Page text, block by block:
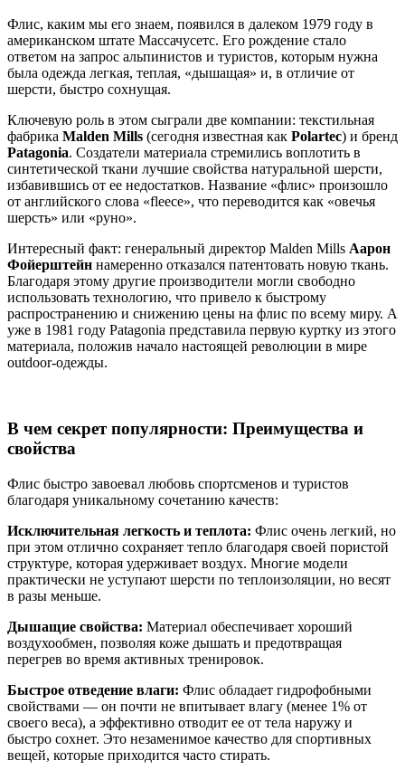
Флис, каким мы его знаем, появился в далеком 1979 году в
американском штате Массачусетс. Его рождение стало
ответом на запрос альпинистов и туристов, которым нужна
была одежда легкая, теплая, «дышащая» и, в отличие от
шерсти, быстро сохнущая.
Ключевую роль в этом сыграли две компании: текстильная
фабрика Malden Mills (сегодня известная как Polartec) и бренд
Patagonia. Создатели материала стремились воплотить в
синтетической ткани лучшие свойства натуральной шерсти,
избавившись от ее недостатков. Название «флис» произошло
от английского слова «fleece», что переводится как «овечья
шерсть» или «руно».
Интересный факт: генеральный директор Malden Mills Аарон
Фойерштейн намеренно отказался патентовать новую ткань.
Благодаря этому другие производители могли свободно
использовать технологию, что привело к быстрому
распространению и снижению цены на флис по всему миру. А
уже в 1981 году Patagonia представила первую куртку из этого
материала, положив начало настоящей революции в мире
outdoor-одежды.
В чем секрет популярности: Преимущества и
свойства
Флис быстро завоевал любовь спортсменов и туристов
благодаря уникальному сочетанию качеств:
Исключительная легкость и теплота: Флис очень легкий, но
при этом отлично сохраняет тепло благодаря своей пористой
структуре, которая удерживает воздух. Многие модели
практически не уступают шерсти по теплоизоляции, но весят
в разы меньше.
Дышащие свойства: Материал обеспечивает хороший
воздухообмен, позволяя коже дышать и предотвращая
перегрев во время активных тренировок.
Быстрое отведение влаги: Флис обладает гидрофобными
свойствами — он почти не впитывает влагу (менее 1% от
своего веса), а эффективно отводит ее от тела наружу и
быстро сохнет. Это незаменимое качество для спортивных
вещей, которые приходится часто стирать.